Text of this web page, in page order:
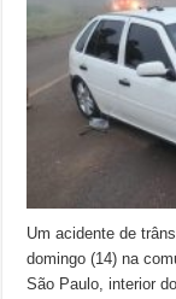
Um acidente de
domingo (14) na
São Paulo, interior